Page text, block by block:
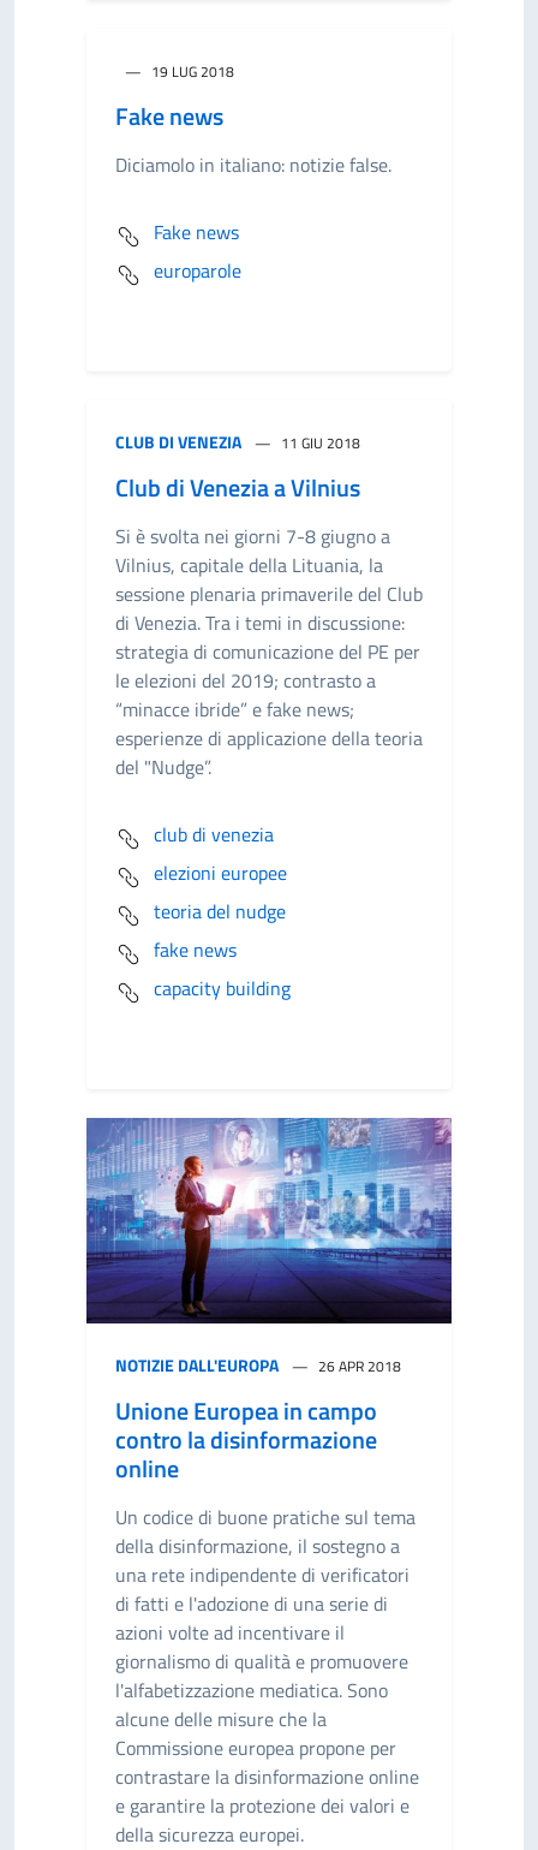
19 LUG 2018
Fake news
Diciamolo in italiano: notizie false.
Fake news
europarole
CLUB DI VENEZIA 11 GIU 2018
Club di Venezia a Vilnius
Si è svolta nei giorni 7-8 giugno a
Vilnius, capitale della Lituania, la
sessione plenaria primaverile del Club
di Venezia. Tra i temi in discussione:
strategia di comunicazione del PE per
le elezioni del 2019; contrasto a
“minacce ibride” e fake news;
esperienze di applicazione della teoria
del "Nudge”.
club di venezia
elezioni europee
teoria del nudge
fake news
capacity building
NOTIZIE DALL'EUROPA 26 APR 2018
Unione Europea in campo
contro la disinformazione
online
Un codice di buone pratiche sul tema
della disinformazione, il sostegno a
una rete indipendente di verificatori
di fatti e l'adozione di una serie di
azioni volte ad incentivare il
giornalismo di qualità e promuovere
l'alfabetizzazione mediatica. Sono
alcune delle misure che la
Commissione europea propone per
contrastare la disinformazione online
e garantire la protezione dei valori e
della sicurezza europei.